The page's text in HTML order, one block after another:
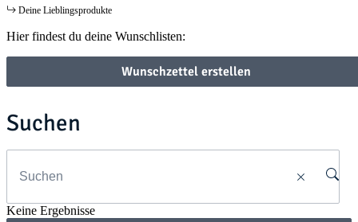
Deine Lieblingsprodukte
Hier findest du deine Wunschlisten:
Wunschzettel erstellen
Suchen
Keine Ergebnisse